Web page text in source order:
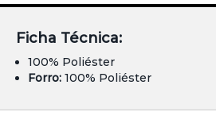
Ficha Técnica:
100% Poliéster
Forro: 100% Poliéster